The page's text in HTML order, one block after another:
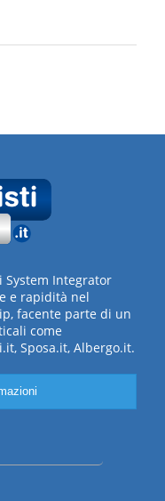
System Integrator
e rapidità nel
facente parte di un
come
Sposa.it, Albergo.it.